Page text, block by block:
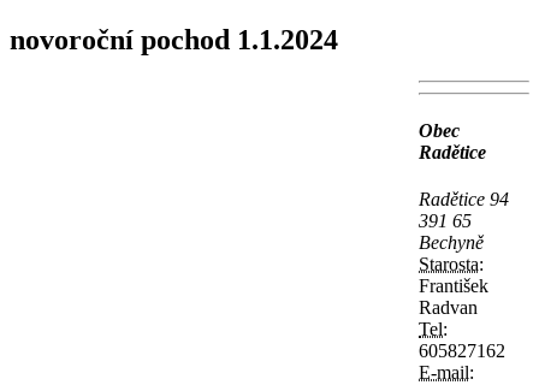
novoroční pochod 1.1.2024
Obec
Radětice
Radětice 94
391 65
Bechyně
Starosta:
František
Radvan
Tel:
605827162
E-mail: